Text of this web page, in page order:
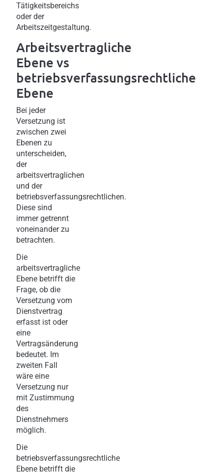
Tätigkeitsbereichs
oder der
Arbeitszeitgestaltung.
Arbeitsvertragliche
Ebene vs
betriebsverfassungsrechtliche
Ebene
Bei jeder
Versetzung ist
zwischen zwei
Ebenen zu
unterscheiden,
der
arbeitsvertraglichen
und der
betriebsverfassungsrechtlichen.
Diese sind
immer getrennt
voneinander zu
betrachten.
Die
arbeitsvertragliche
Ebene betrifft die
Frage, ob die
Versetzung vom
Dienstvertrag
erfasst ist oder
eine
Vertragsänderung
bedeutet. Im
zweiten Fall
wäre eine
Versetzung nur
mit Zustimmung
des
Dienstnehmers
möglich.
Die
betriebsverfassungsrechtliche
Ebene betrifft die